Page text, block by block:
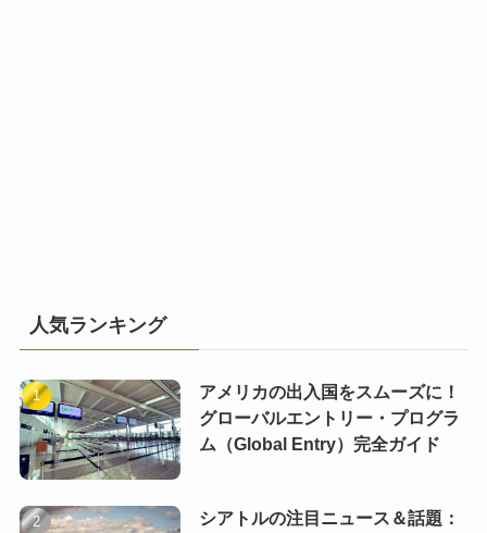
人気ランキング
アメリカの出入国をスムーズに！
グローバルエントリー・プログラ
ム（Global Entry）完全ガイド
シアトルの注目ニュース＆話題：